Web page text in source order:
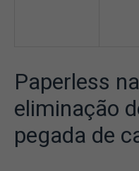
Paperless
eliminação
pegada de